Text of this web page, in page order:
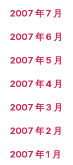
2007 年 7 月
2007 年 6 月
2007 年 5 月
2007 年 4 月
2007 年 3 月
2007 年 2 月
2007 年 1 月